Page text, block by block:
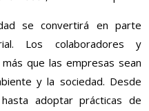
se convertirá en parte
Los colaboradores y
que las empresas sean
y la sociedad. Desde
adoptar prácticas de